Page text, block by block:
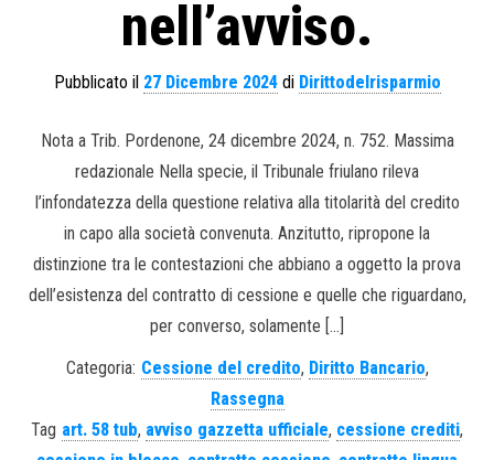
nell’avviso.
Pubblicato il 27 Dicembre 2024di Dirittodelrisparmio
Nota a Trib. Pordenone, 24 dicembre 2024, n. 752. Massima
redazionale Nella specie, il Tribunale friulano rileva
l’infondatezza della questione relativa alla titolarità del credito
in capo alla società convenuta. Anzitutto, ripropone la
distinzione tra le contestazioni che abbiano a oggetto la prova
dell’esistenza del contratto di cessione e quelle che riguardano,
per converso, solamente […]
Categoria: Cessione del credito, Diritto Bancario,
Rassegna
Tag art. 58 tub, avviso gazzetta ufficiale, cessione crediti,